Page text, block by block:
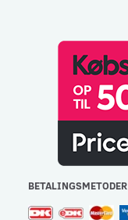
BETALINGSMETODER